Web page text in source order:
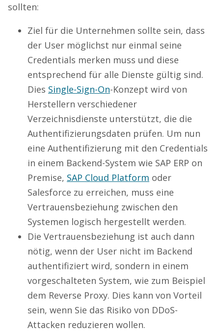
sollten:
Ziel für die Unternehmen sollte sein, dass
der User möglichst nur einmal seine
Credentials merken muss und diese
entsprechend für alle Dienste gültig sind.
Dies Single-Sign-On-Konzept wird von
Herstellern verschiedener
Verzeichnisdienste unterstützt, die die
Authentifizierungsdaten prüfen. Um nun
eine Authentifizierung mit den Credentials
in einem Backend-System wie SAP ERP on
Premise, SAP Cloud Platform oder
Salesforce zu erreichen, muss eine
Vertrauensbeziehung zwischen den
Systemen logisch hergestellt werden.
Die Vertrauensbeziehung ist auch dann
nötig, wenn der User nicht im Backend
authentifiziert wird, sondern in einem
vorgeschalteten System, wie zum Beispiel
dem Reverse Proxy. Dies kann von Vorteil
sein, wenn Sie das Risiko von DDoS-
Attacken reduzieren wollen.